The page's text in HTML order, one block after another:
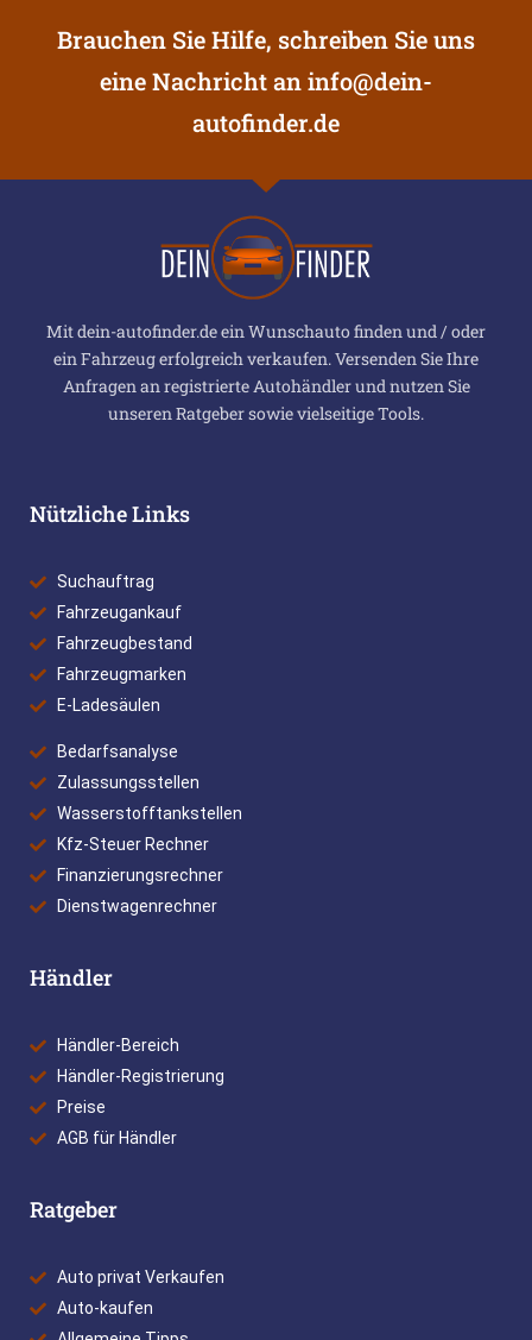
Brauchen Sie Hilfe, schreiben Sie uns
eine Nachricht aninfo@dein-
autofinder.de
Mit dein-autofinder.de ein Wunschauto finden und / oder
ein Fahrzeug erfolgreich verkaufen. Versenden Sie Ihre
Anfragen an registrierte Autohändler und nutzen Sie
unseren Ratgeber sowie vielseitige Tools.
Nützliche Links
Suchauftrag
Fahrzeugankauf
Fahrzeugbestand
Fahrzeugmarken
E-Ladesäulen
Bedarfsanalyse
Zulassungsstellen
Wasserstofftankstellen
Kfz-Steuer Rechner
Finanzierungsrechner
Dienstwagenrechner
Händler
Händler-Bereich
Händler-Registrierung
Preise
AGB für Händler
Ratgeber
Auto privat Verkaufen
Auto-kaufen